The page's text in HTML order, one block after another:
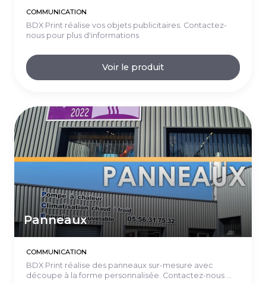
COMMUNICATION
BDX Print réalise vos objets publicitaires. Contactez-
nous pour plus d'informations
Voir le produit
Panneaux
COMMUNICATION
BDX Print réalise des panneaux sur-mesure avec
découpe à la forme personnalisée. Contactez-nous ...